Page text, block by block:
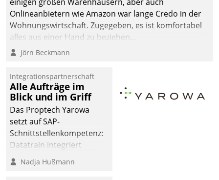
Onlineanbietern wie Amazon war lange Credo in der
Wohnungswirtschaft. Zugegeben, es ist komfortabel
alles aus einer Hand zu beziehen...
Jörn Beckmann
Integrationspartnerschaft
Alle Aufträge im
Blick und im Griff
Das Proptech Yarowa
setzt auf SAP-
Schnittstellenkompetenz:
Datatrain integriert
Yarowas Portal zur
Vergabe und Verwaltung
Nadja Hußmann